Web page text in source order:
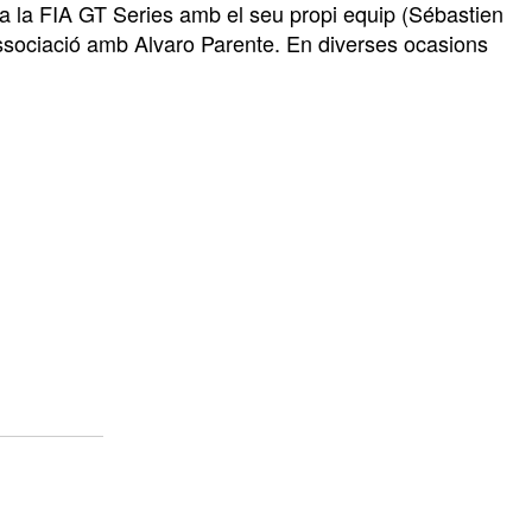
FIA GT Series amb el seu propi equip (Sébastien
amb Alvaro Parente. En diverses ocasions